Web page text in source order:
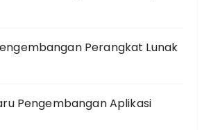
Perangkat Lunak
Pengembangan Aplikasi